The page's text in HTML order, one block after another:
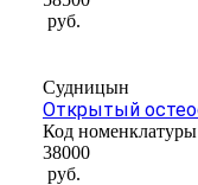
руб.
Судницын
Открытый
Код
38000
руб.